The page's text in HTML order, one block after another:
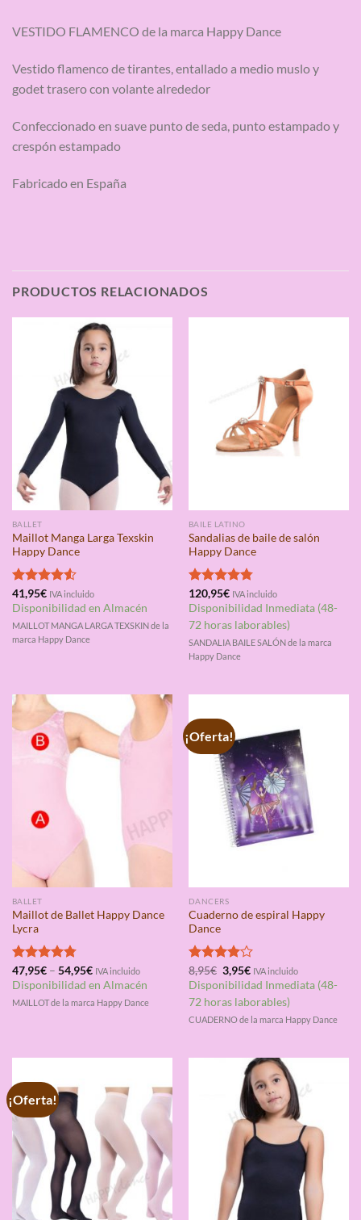
VESTIDO FLAMENCO de la marca Happy Dance
Vestido flamenco de tirantes, entallado a medio muslo y
godet trasero con volante alrededor
Confeccionado en suave punto de seda, punto estampado y
crespón estampado
Fabricado en España
PRODUCTOS RELACIONADOS
BALLET
Maillot Manga Larga Texskin
Happy Dance
Valorado
con4.50
41,95€ IVA incluido
Disponibilidad en Almacén
MAILLOT MANGA LARGA TEXSKIN de la
marca Happy Dance
BAILE LATINO
Sandalias de baile de salón
Happy Dance
Valorado
con4.75
de 5
120,95€ IVA incluido
Disponibilidad Inmediata (48-
72 horas laborables)
SANDALIA BAILE SALÓN de la marca
Happy Dance
BALLET
Maillot de Ballet Happy Dance
Lycra
Valorado
con4.75
47,95€– 54,95€ IVA incluido
Disponibilidad en Almacén
MAILLOT de la marca Happy Dance
¡Oferta!
DANCERS
Cuaderno de espiral Happy
Dance
Valorado
con4.00
de 5
8,95€ El
precio
original
era:
3,95€El
precio
actual
es:
IVA incluido
Disponibilidad Inmediata (48-
72 horas laborables)
CUADERNO de la marca Happy Dance
¡Oferta!